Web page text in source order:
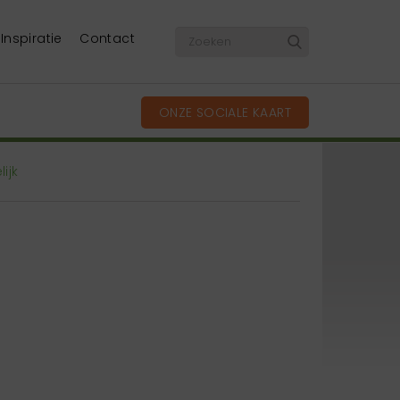
Inspiratie Contact
ONZE SOCIALE KAART